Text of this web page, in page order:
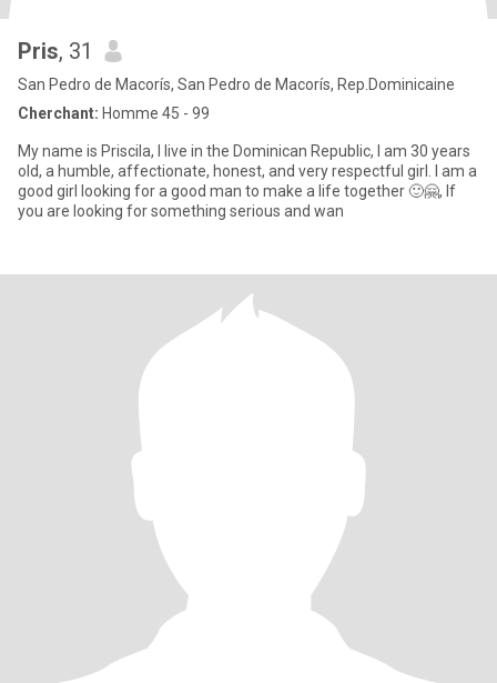
Pris, 31
San Pedro de Macorís, San Pedro de Macorís, Rep.Dominicaine
Cherchant: Homme 45 - 99
My name is Priscila, I live in the Dominican Republic, I am 30 years
old, a humble, affectionate, honest, and very respectful girl. I am a
good girl looking for a good man to make a life together 🙂🤗, If
you are looking for something serious and wan